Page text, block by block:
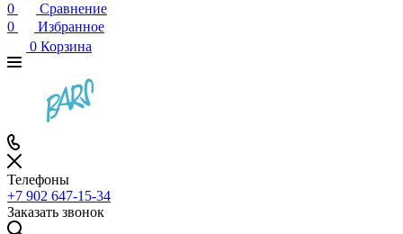
0
Сравнение
0
Избранное
0 Корзина
Телефоны
+7 902 647-15-34
Заказать звонок